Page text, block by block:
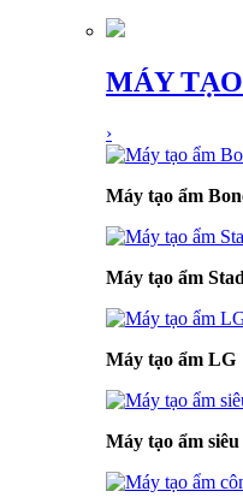
MÁY
›
Máy tạo ẩm
Máy tạo ẩm
Máy tạo ẩm LG
Máy tạo ẩm